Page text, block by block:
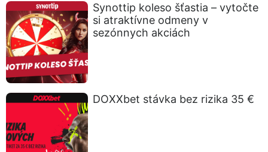
Synottip koleso šťastia – vytočte
si atraktívne odmeny v
sezónnych akciách
DOXXbet stávka bez rizika 35 €